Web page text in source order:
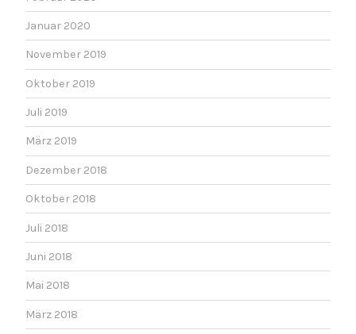
Januar 2020
November 2019
Oktober 2019
Juli 2019
März 2019
Dezember 2018
Oktober 2018
Juli 2018
Juni 2018
Mai 2018
März 2018